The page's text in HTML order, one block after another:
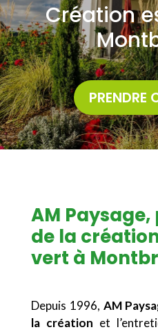
Création
PRENDRE
AM
de la
vert à
Depuis 1996, AM
la création et